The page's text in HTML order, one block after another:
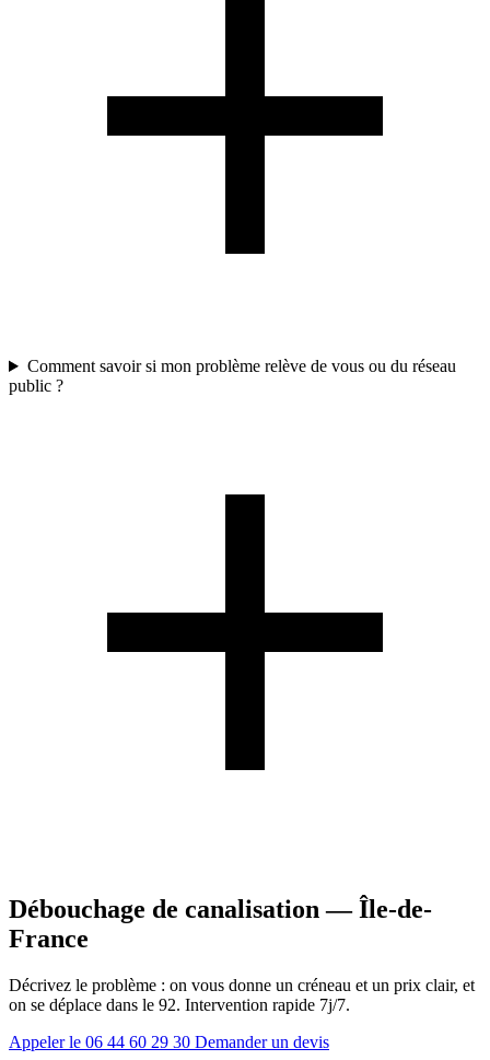
Comment savoir si mon problème relève de vous ou du réseau
public ?
Débouchage de canalisation — Île-de-
France
Décrivez le problème : on vous donne un créneau et un prix clair, et
on se déplace dans le 92. Intervention rapide 7j/7.
Appeler le 06 44 60 29 30 Demander un devis